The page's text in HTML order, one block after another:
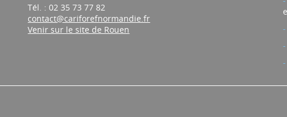
Tél. : 02 35 73 77 82
contact@cariforefnormandie.fr
Venir sur le site de Rouen